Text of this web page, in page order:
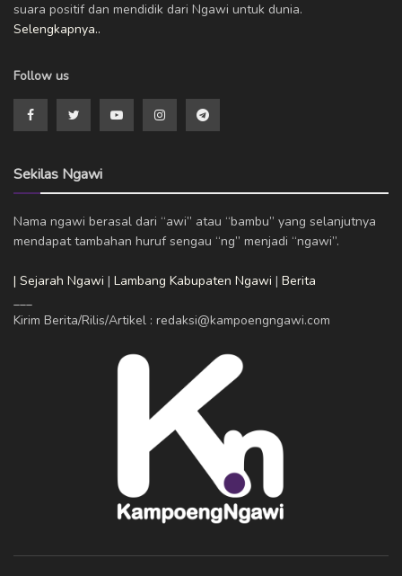
suara positif dan mendidik dari Ngawi untuk dunia.
Selengkapnya..
Follow us
Sekilas Ngawi
Nama ngawi berasal dari “awi” atau “bambu” yang selanjutnya
mendapat tambahan huruf sengau “ng” menjadi “ngawi”.
| Sejarah Ngawi | Lambang Kabupaten Ngawi | Berita
___
Kirim Berita/Rilis/Artikel : redaksi@kampoengngawi.com